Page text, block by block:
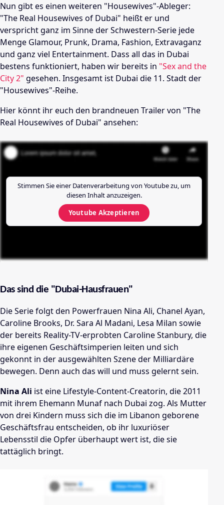
Nun gibt es einen weiteren "Housewives"-Ableger:
"The Real Housewives of Dubai" heißt er und
verspricht ganz im Sinne der Schwestern-Serie jede
Menge Glamour, Prunk, Drama, Fashion, Extravaganz
und ganz viel Entertainment. Dass all das in Dubai
bestens funktioniert, haben wir bereits in "Sex and the
City 2" gesehen. Insgesamt ist Dubai die 11. Stadt der
"Housewives"-Reihe.
Hier könnt ihr euch den brandneuen Trailer von "The
Real Housewives of Dubai" ansehen:
Stimmen Sie einer Datenverarbeitung von Youtubezu, um
diesen Inhalt anzuzeigen.
Youtube Akzeptieren
Das sind die "Dubai-Hausfrauen"
Die Serie folgt den Powerfrauen Nina Ali, Chanel Ayan,
Caroline Brooks, Dr. Sara Al Madani, Lesa Milan sowie
der bereits Reality-TV-erprobten Caroline Stanbury, die
ihre eigenen Geschäftsimperien leiten und sich
gekonnt in der ausgewählten Szene der Milliardäre
bewegen. Denn auch das will und muss gelernt sein.
Nina Ali ist eine Lifestyle-Content-Creatorin, die 2011
mit ihrem Ehemann Munaf nach Dubai zog. Als Mutter
von drei Kindern muss sich die im Libanon geborene
Geschäftsfrau entscheiden, ob ihr luxuriöser
Lebensstil die Opfer überhaupt wert ist, die sie
tattäglich bringt.